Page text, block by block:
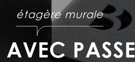
AVEC
étagère murale